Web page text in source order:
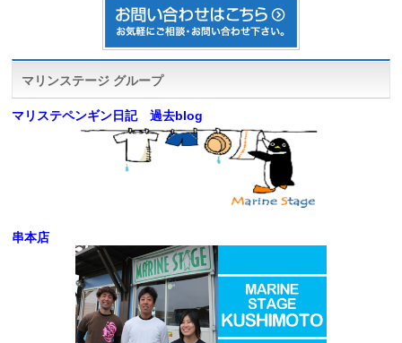
マリンステージ グループ
マリステペンギン日記 過去blog
串本店